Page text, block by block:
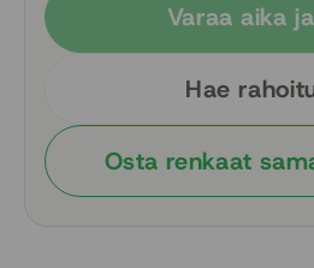
Varaa aika
Hae
Osta renkaat